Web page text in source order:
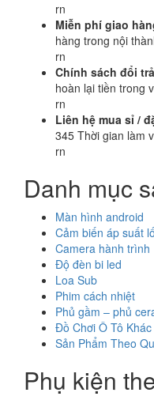
rn
Miễn phí giao
hàng trong nội
rn
Chính sách đổi
hoàn lại tiền trong
rn
Liên hệ mua sỉ /
345 Thời gian làm
rn
Danh mục
Màn hình android
Cảm biến áp suất
Camera hành trình
Độ đèn bi led
Loa Sub
Phim cách nhiệt
Phủ gầm – phủ
Đồ Chơi Ô Tô Khác
Sản Phẩm Theo
Phụ kiện